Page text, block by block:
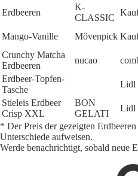
Erdbeeren
K-
CLASSIC
Mango-Vanille
Mövenpick
Crunchy Matcha
Erdbeeren
nucao
Erdbeer-Topfen-
Tasche
Lidl
Stieleis Erdbeer
Crisp XXL
BON
GELATI
Lidl
* Der Preis der gezeigten
Unterschiede aufweisen.
Werde benachrichtigt, sobald neue